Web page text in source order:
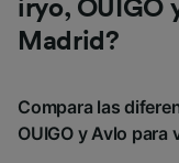
iryo, OUIGO
Madrid?
Compara las
OUIGO y Avlo para